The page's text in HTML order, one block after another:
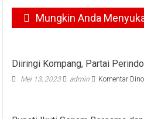
Mungkin Anda
Diiringi Kompang, Partai
Mei 13, 2023 admin Komentar